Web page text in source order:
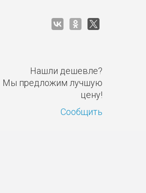
Нашли дешевле?
Мы предложим лучшую
цену!
Сообщить